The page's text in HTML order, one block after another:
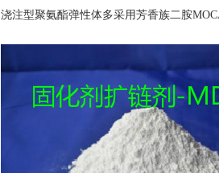
浇注型聚氨酯弹性体多采用芳香族二胺